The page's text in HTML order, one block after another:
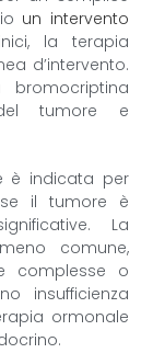
un intervento
la terapia
d’intervento.
tumore e
è indicata per
se il tumore è
La
comune,
complesse o
insufficienza
ormonale